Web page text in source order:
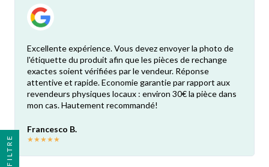
Excellente expérience. Vous devez envoyer la photo de
l'étiquette du produit afin que les pièces de rechange
exactes soient vérifiées par le vendeur. Réponse
attentive et rapide. Economie garantie par rapport aux
revendeurs physiques locaux : environ 30€ la pièce dans
mon cas. Hautement recommandé!
Francesco B.
★★★★★
FILTRE